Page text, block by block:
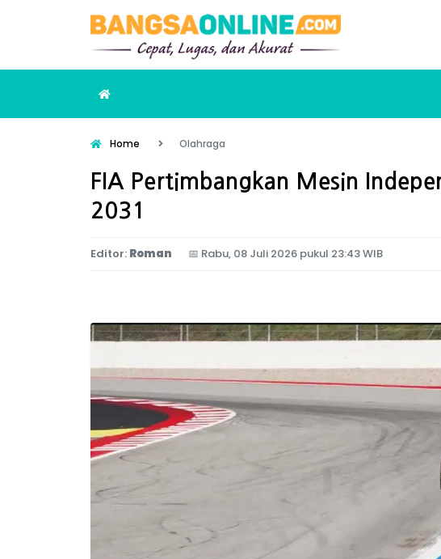
Home Olahraga
FIA Pertimbangkan Mesin
2031
Editor: Roman 📅 Rabu, 08 Juli 2026 pukul 23:43 WIB